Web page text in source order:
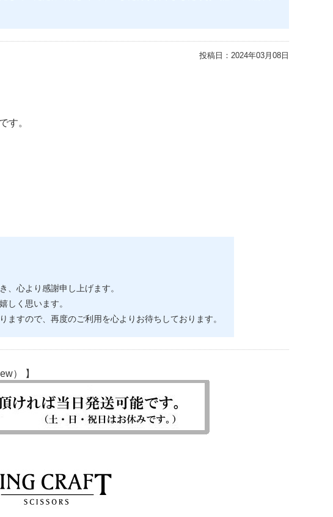
投稿日： 2024年03月08日
す。
、心より感謝申し上げます。
しく思います。
すので、再度のご利用を心よりお待ちしております。
） 】